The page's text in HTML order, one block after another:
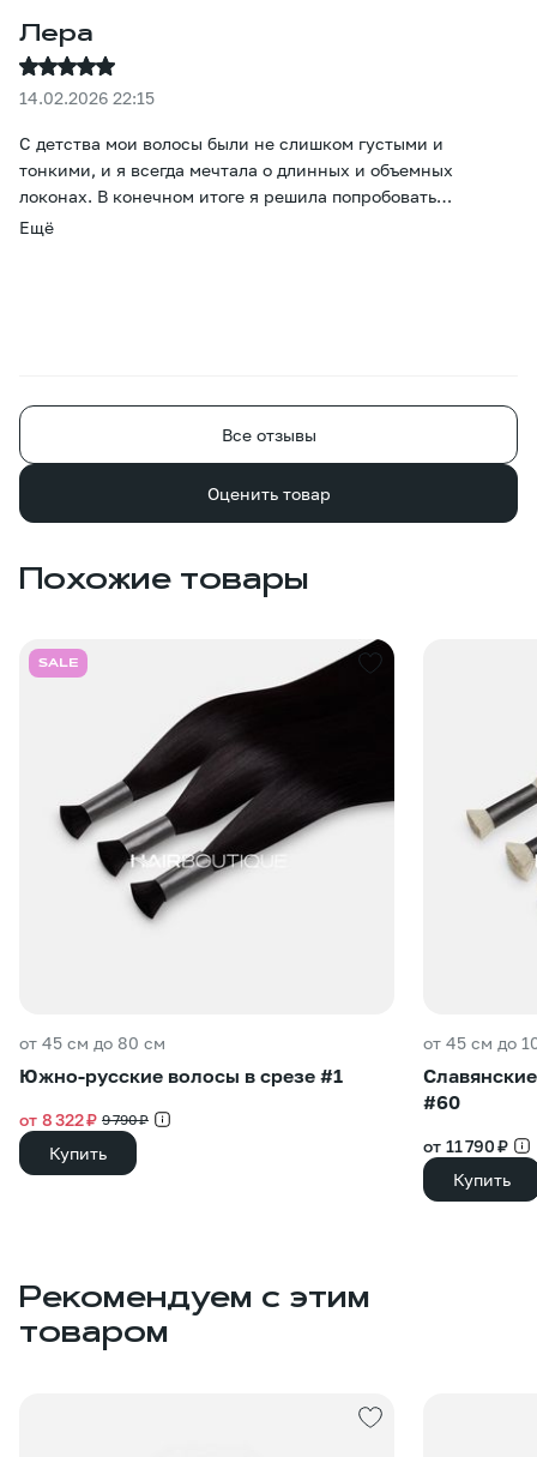
Лера
14.02.2026 22:15
С детства мои волосы были не слишком густыми и
тонкими, и я всегда мечтала о длинных и объемных
локонах. В конечном итоге я решила попробовать
наращивание. Больше всего меня беспокоил вопрос цвета,
Ещё
Все отзывы
Оценить товар
Похожие товары
SALE
от 45 см до 80 см
Южно-русские волосы в срезе #1
от 8 322 ₽ 9 790 ₽
Купить
от 45 см до
#60
от 11 790 ₽
Купить
Рекомендуем с этим
товаром